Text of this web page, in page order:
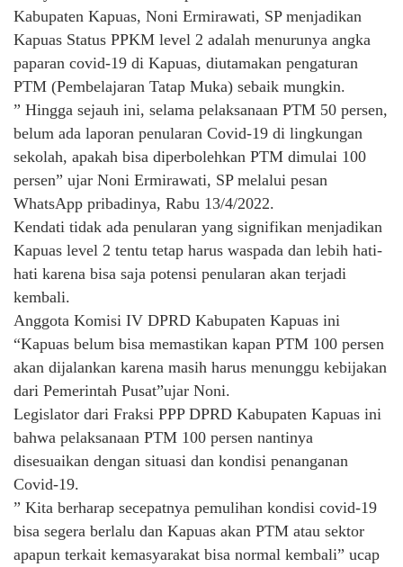
Kabupaten Kapuas, Noni Ermirawati, SP menjadikan
Kapuas Status PPKM level 2 adalah menurunya angka
paparan covid-19 di Kapuas, diutamakan pengaturan
PTM (Pembelajaran Tatap Muka) sebaik mungkin.
” Hingga sejauh ini, selama pelaksanaan PTM 50 persen,
belum ada laporan penularan Covid-19 di lingkungan
sekolah, apakah bisa diperbolehkan PTM dimulai 100
persen” ujar Noni Ermirawati, SP melalui pesan
WhatsApp pribadinya, Rabu 13/4/2022.
Kendati tidak ada penularan yang signifikan menjadikan
Kapuas level 2 tentu tetap harus waspada dan lebih hati-
hati karena bisa saja potensi penularan akan terjadi
kembali.
Anggota Komisi IV DPRD Kabupaten Kapuas ini
“Kapuas belum bisa memastikan kapan PTM 100 persen
akan dijalankan karena masih harus menunggu kebijakan
dari Pemerintah Pusat”ujar Noni.
Legislator dari Fraksi PPP DPRD Kabupaten Kapuas ini
bahwa pelaksanaan PTM 100 persen nantinya
disesuaikan dengan situasi dan kondisi penanganan
Covid-19.
” Kita berharap secepatnya pemulihan kondisi covid-19
bisa segera berlalu dan Kapuas akan PTM atau sektor
apapun terkait kemasyarakat bisa normal kembali” ucap